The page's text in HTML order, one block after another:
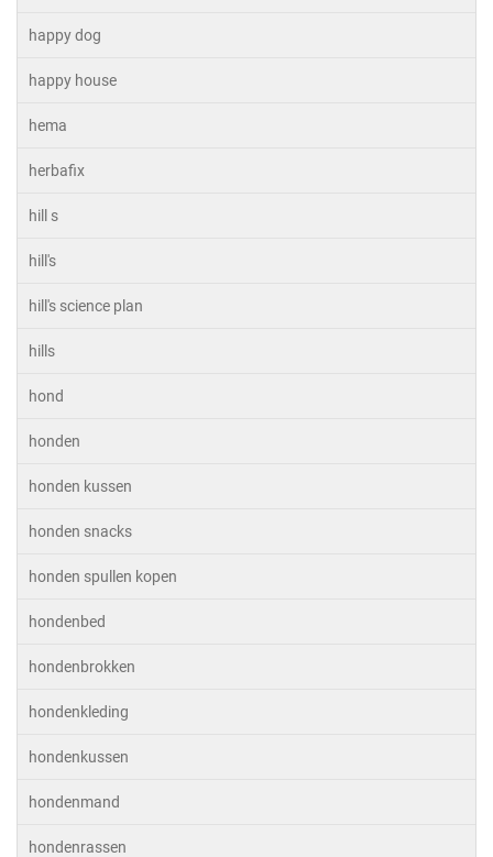
happy dog
happy house
hema
herbafix
hill s
hill's
hill's science plan
hills
hond
honden
honden kussen
honden snacks
honden spullen kopen
hondenbed
hondenbrokken
hondenkleding
hondenkussen
hondenmand
hondenrassen